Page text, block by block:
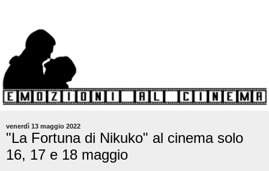
venerdì 13 maggio 2022
"La Fortuna di Nikuko" al cinema solo
16, 17 e 18 maggio